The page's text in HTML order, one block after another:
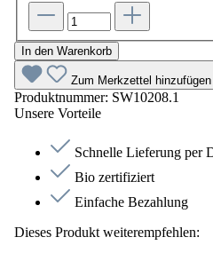
In den Warenkorb
Zum Merkzettel hinzufügen
Produktnummer: SW10208.1
Unsere Vorteile
Schnelle Lieferung per
Bio zertifiziert
Einfache Bezahlung
Dieses Produkt weiterempfehlen: